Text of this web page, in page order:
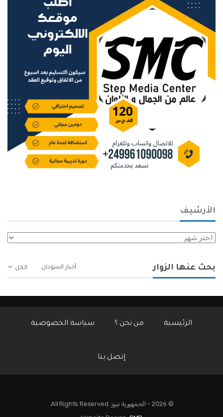
الأرشيف
الأرشيف
الكل بحث عنها الزوار أخبار السودان
الرئيسية من نحن ؟ سياسة الخصوصية
إتصل بنا
© 2026 - الجمهورية نيوز. All Rights Reserved.